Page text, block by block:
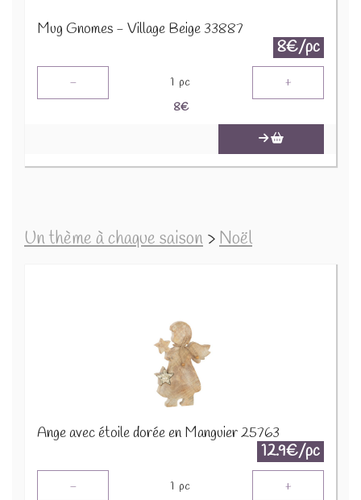
Mug Gnomes - Village Beige 33887
8€/pc
- 1 pc +
8€
Un thème à chaque saison > Noël
Ange avec étoile dorée en Manguier 25763
12.9€/pc
- 1 pc +